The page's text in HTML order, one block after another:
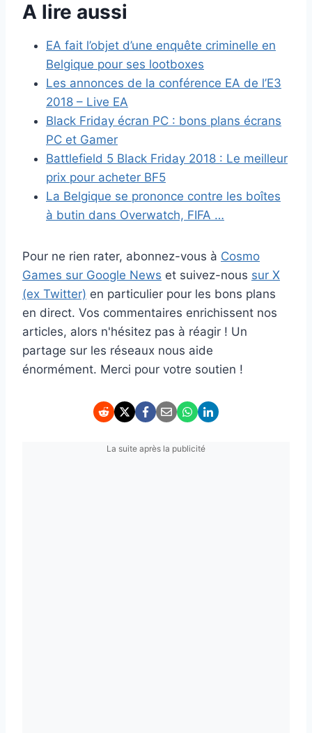
A lire aussi
EA fait l’objet d’une enquête criminelle en
Belgique pour ses lootboxes
Les annonces de la conférence EA de l’E3
2018 – Live EA
Black Friday écran PC : bons plans écrans
PC et Gamer
Battlefield 5 Black Friday 2018 : Le meilleur
prix pour acheter BF5
La Belgique se prononce contre les boîtes
à butin dans Overwatch, FIFA …
Pour ne rien rater, abonnez-vous à Cosmo
Games sur Google News et suivez-nous sur X
(ex Twitter) en particulier pour les bons plans
en direct. Vos commentaires enrichissent nos
articles, alors n'hésitez pas à réagir ! Un
partage sur les réseaux nous aide
énormément. Merci pour votre soutien !
La suite après la publicité